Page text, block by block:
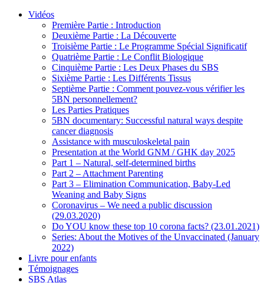
Vidéos
Première Partie : Introduction
Deuxième Partie : La Découverte
Troisième Partie : Le Programme Spécial Significatif
Quatrième Partie : Le Conflit Biologique
Cinquième Partie : Les Deux Phases du SBS
Sixième Partie : Les Différents Tissus
Septième Partie : Comment pouvez-vous vérifier les
5BN personnellement?
Les Parties Pratiques
5BN documentary: Successful natural ways despite
cancer diagnosis
Assistance with musculoskeletal pain
Presentation at the World GNM / GHK day 2025
Part 1 – Natural, self-determined births
Part 2 – Attachment Parenting
Part 3 – Elimination Communication, Baby-Led
Weaning and Baby Signs
Coronavirus – We need a public discussion
(29.03.2020)
Do YOU know these top 10 corona facts? (23.01.2021)
Series: About the Motives of the Unvaccinated (January
2022)
Livre pour enfants
Témoignages
SBS Atlas